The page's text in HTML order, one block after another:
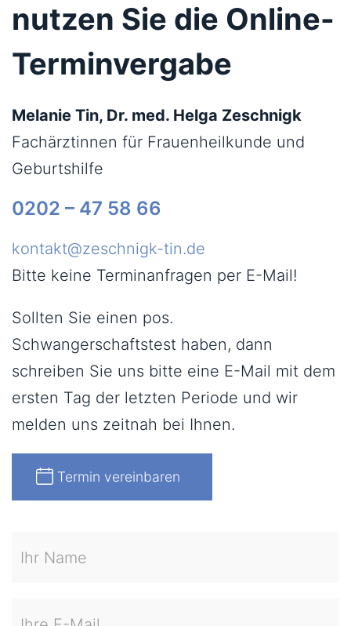
nutzen Sie die Online-
Terminvergabe
Melanie Tin, Dr. med. Helga Zeschnigk
Fachärztinnen für Frauenheilkunde und
Geburtshilfe
0202 – 47 58 66
kontakt@zeschnigk-tin.de
Bitte keine Terminanfragen per E-Mail!
Sollten Sie einen pos.
Schwangerschaftstest haben, dann
schreiben Sie uns bitte eine E-Mail mit dem
ersten Tag der letzten Periode und wir
melden uns zeitnah bei Ihnen.
Termin vereinbaren